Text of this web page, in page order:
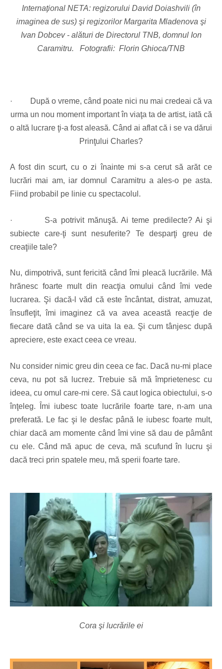
Internaţional NETA: regizorului David Doiashvili (în
imaginea de sus) şi regizorilor Margarita Mladenova şi
Ivan Dobcev - alături de Directorul TNB, domnul Ion
Caramitru. Fotografii: Florin Ghioca/TNB
·
După o vreme, când poate nici nu mai credeai că va
urma un nou moment important în viaţa ta de artist, iată că
o altă lucrare ţi-a fost aleasă. Când ai aflat că i se va dărui
Prinţului Charles?
A fost din scurt, cu o zi înainte mi s-a cerut să arăt ce
lucrări mai am, iar domnul Caramitru a ales-o pe asta.
Fiind probabil pe linie cu spectacolul.
· S-a potrivit mănuşă. Ai teme predilecte? Ai şi
subiecte care-ţi sunt nesuferite? Te desparţi greu de
creaţiile tale?
Nu, dimpotrivă, sunt fericită când îmi pleacă lucrările. Mă
hrănesc foarte mult din reacţia omului când îmi vede
lucrarea. Şi dacă-l văd că este încântat, distrat, amuzat,
însufleţit, îmi imaginez că va avea această reacţie de
fiecare dată când se va uita la ea. Şi cum tânjesc după
apreciere, este exact ceea ce vreau.
Nu consider nimic greu din ceea ce fac. Dacă nu-mi place
ceva, nu pot să lucrez. Trebuie să mă împrietenesc cu
ideea, cu omul care-mi cere. Să caut logica obiectului, s-o
înţeleg. Îmi iubesc toate lucrările foarte tare, n-am una
preferată. Le fac şi le desfac până le iubesc foarte mult,
chiar dacă am momente când îmi vine să dau de pâmânt
cu ele. Când mă apuc de ceva, mă scufund în lucru şi
dacă treci prin spatele meu, mă sperii foarte tare.
Cora şi lucrările ei